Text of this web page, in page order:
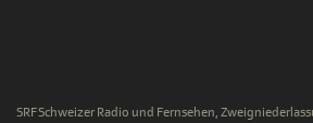
SRF Schweizer Radio und Fernsehen,